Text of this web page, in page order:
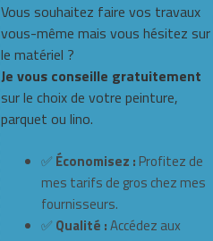
Vous souhaitez faire vos travaux
vous-même mais vous hésitez sur
le matériel ?
Je vous conseille gratuitement
sur le choix de votre peinture,
parquet ou lino.
✅ Économisez : Profitez de
mes tarifs de gros chez mes
fournisseurs.
✅ Qualité :Accédez aux